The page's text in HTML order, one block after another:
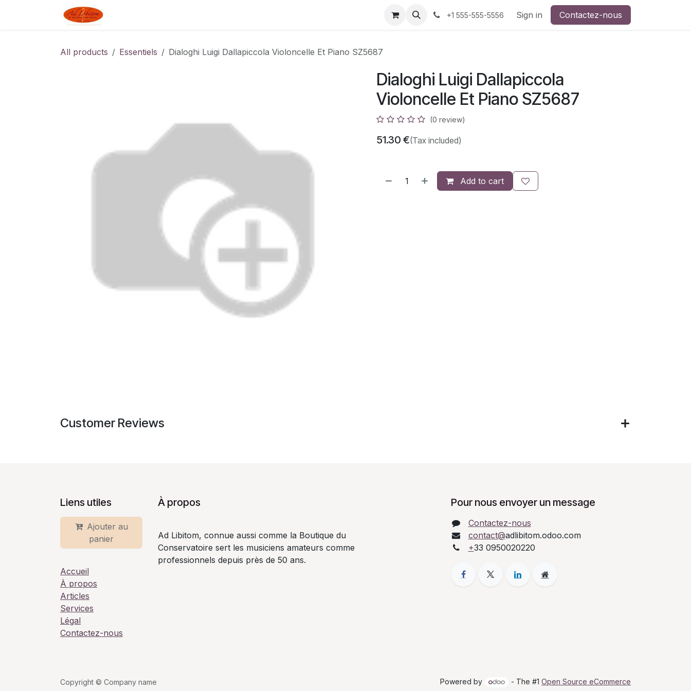
Appointment Contact us +1 555-555-5556 Sign in Contactez-nous
All products Essentiels Dialoghi Luigi Dallapiccola Violoncelle Et Piano SZ5687
Dialoghi Luigi Dallapiccola
Violoncelle Et Piano SZ5687
(0 review)
51.30 €(Tax included)
Add to cart
Customer Reviews
Liens utiles
Ajouter au
panier
Accueil
À propos
Articles
Services
Légal
Contactez-nous
À propos
Ad Libitom, connue aussi comme la Boutique du
Conservatoire sert les musiciens amateurs comme
professionnels depuis près de 50 ans.
Pour nous envoyer un message
Contactez-nous
contact@adlibitom.odoo.com
+33 0950020220
Copyright © Company name Powered by - The #1 Open Source eCommerce